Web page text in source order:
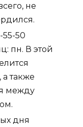
не
50
пн. В этой
также
между
дня